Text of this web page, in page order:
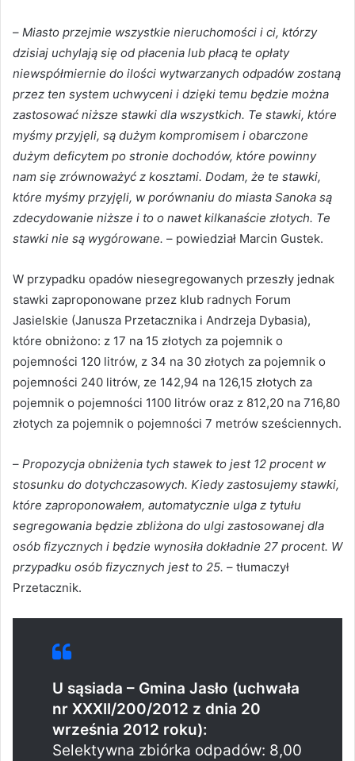
– Miasto przejmie wszystkie nieruchomości i ci, którzy
dzisiaj uchylają się od płacenia lub płacą te opłaty
niewspółmiernie do ilości wytwarzanych odpadów zostaną
przez ten system uchwyceni i dzięki temu będzie można
zastosować niższe stawki dla wszystkich. Te stawki, które
myśmy przyjęli, są dużym kompromisem i obarczone
dużym deficytem po stronie dochodów, które powinny
nam się zrównoważyć z kosztami. Dodam, że te stawki,
które myśmy przyjęli, w porównaniu do miasta Sanoka są
zdecydowanie niższe i to o nawet kilkanaście złotych. Te
stawki nie są wygórowane. – powiedział Marcin Gustek.
W przypadku opadów niesegregowanych przeszły jednak
stawki zaproponowane przez klub radnych Forum
Jasielskie (Janusza Przetacznika i Andrzeja Dybasia),
które obniżono: z 17 na 15 złotych za pojemnik o
pojemności 120 litrów, z 34 na 30 złotych za pojemnik o
pojemności 240 litrów, ze 142,94 na 126,15 złotych za
pojemnik o pojemności 1100 litrów oraz z 812,20 na 716,80
złotych za pojemnik o pojemności 7 metrów sześciennych.
– Propozycja obniżenia tych stawek to jest 12 procent w
stosunku do dotychczasowych. Kiedy zastosujemy stawki,
które zaproponowałem, automatycznie ulga z tytułu
segregowania będzie zbliżona do ulgi zastosowanej dla
osób fizycznych i będzie wynosiła dokładnie 27 procent. W
przypadku osób fizycznych jest to 25. – tłumaczył
Przetacznik.
U sąsiada – Gmina Jasło (uchwała
nr XXXII/200/2012 z dnia 20
września 2012 roku):
Selektywna zbiórka odpadów: 8,00